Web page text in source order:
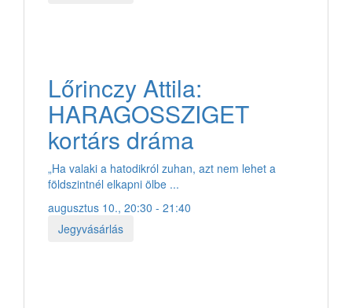
Lőrinczy Attila:
HARAGOSSZIGET
kortárs dráma
„Ha valaki a hatodikról zuhan, azt nem lehet a
földszintnél elkapni ölbe ...
augusztus 10., 20:30 - 21:40
Jegyvásárlás